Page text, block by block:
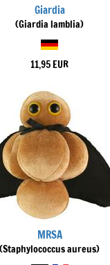
Giardia
(Giardia lamblia)
11,95 EUR
MRSA
(Staphylococcus aureus)